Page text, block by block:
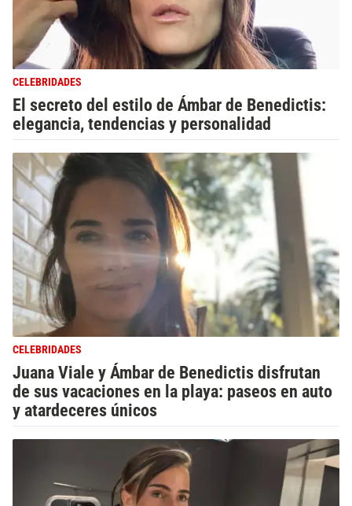
CELEBRIDADES
El secreto del estilo de Ámbar de Benedictis:
elegancia, tendencias y personalidad
CELEBRIDADES
Juana Viale y Ámbar de Benedictis disfrutan
de sus vacaciones en la playa: paseos en auto
y atardeceres únicos